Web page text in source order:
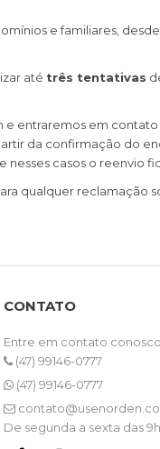
e familiares,
até três tentativas
entraremos em
da confirmação do
casos o reenvio
qualquer
CONTATO
Entre em contato conosco
(47) 99146-0777
(47) 99146-0777
De segunda a sexta das 9h